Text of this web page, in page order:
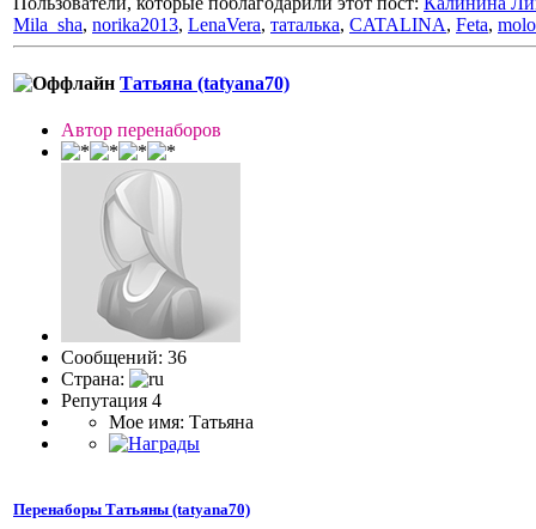
Mila_sha, norika2013, LenaVera, таталька, CATALINA, Feta,
Татьяна (tatyana70)
Автор перенаборов
Сообщений: 36
Страна:
Репутация 4
Мое имя: Татьяна
Перенаборы Татьяны (tatyana70)